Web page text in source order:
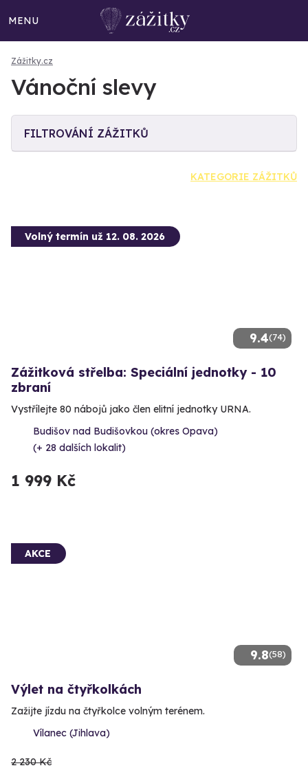
MENU
Zážitky.cz
Vánoční slevy
FILTROVÁNÍ ZÁŽITKŮ
KATEGORIE ZÁŽITKŮ
9.4(74)
Volný termín už 12. 08. 2026
Zážitková střelba: Speciální jednotky - 10
zbraní
Vystřílejte 80 nábojů jako člen elitní jednotky URNA.
Budišov nad Budišovkou (okres Opava)
(+ 28 dalších lokalit)
1 999 Kč
9.8(58)
AKCE
Výlet na čtyřkolkách
Zažijte jízdu na čtyřkolce volným terénem.
Vílanec (Jihlava)
2 230 Kč